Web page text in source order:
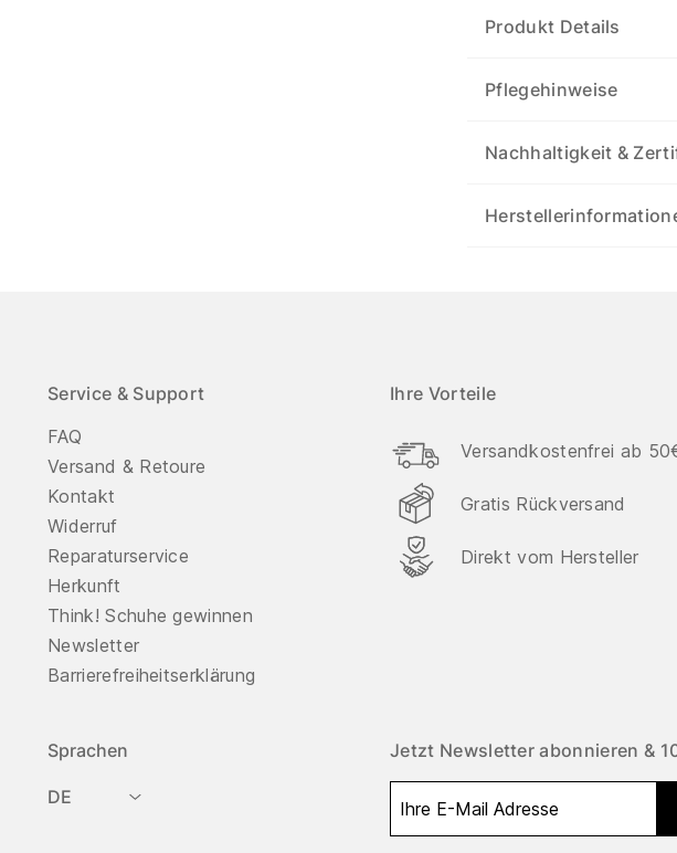
Produkt Details
Pflegehinweise
Nachhaltigkeit &
Service & Support
FAQ
Versand & Retoure
Kontakt
Widerruf
Reparaturservice
Herkunft
Think! Schuhe gewinnen
Newsletter
Barrierefreiheitserklärung
Ihre Vorteile
Versandkostenfrei ab
Gratis Rückversand
Direkt vom Hersteller
Sprachen
DE
Jetzt Newsletter abonnieren &